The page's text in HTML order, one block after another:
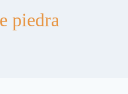
piedra